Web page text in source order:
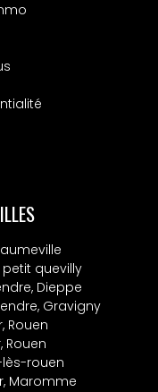
quevilly
Dieppe
Gravigny
Rouen
Rouen
lès-rouen
Maromme